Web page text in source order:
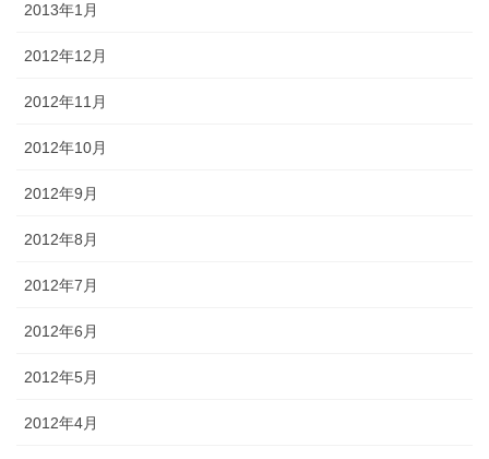
2013年1月
2012年12月
2012年11月
2012年10月
2012年9月
2012年8月
2012年7月
2012年6月
2012年5月
2012年4月